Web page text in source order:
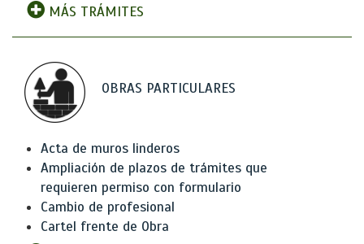
MÁS TRÁMITES
OBRAS PARTICULARES
Acta de muros linderos
Ampliación de plazos de trámites que
requieren permiso con formulario
Cambio de profesional
Cartel frente de Obra